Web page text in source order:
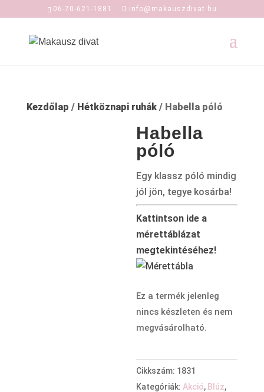
06-70-621-1881 info@makauszdivat.hu
Kezdőlap / Hétköznapi ruhák/ Habella póló
Habella
póló
Egy klassz póló mindig
jól jön, tegye kosárba!
Kattintson ide a
mérettáblázat
megtekintéséhez!
Ez a termék jelenleg
nincs készleten és nem
megvásárolható.
Cikkszám: 1831
Kategóriák: Akció, Blúz,